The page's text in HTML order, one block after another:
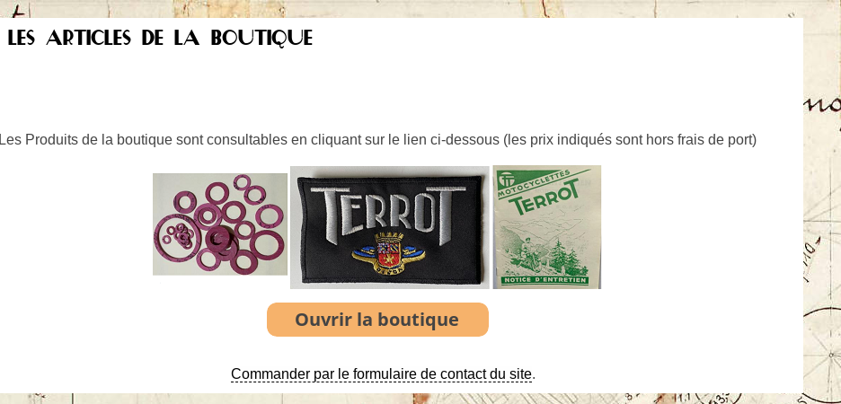
LES ARTICLES DE LA BOUTIQUE
Les Produits de la boutique sont consultables en cliquant sur le lien ci-dessous ( les prix indiqués sont hors frais de port)
Commander par le formulaire de contact du site.